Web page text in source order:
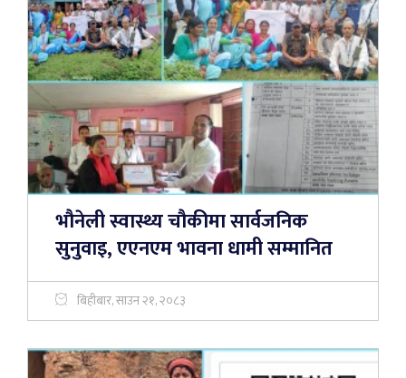
भौनेली स्वास्थ्य चौकीमा सार्वजनिक
सुनुवाइ, एएनएम भावना धामी सम्मानित
बिहीबार, साउन २१, २०८३